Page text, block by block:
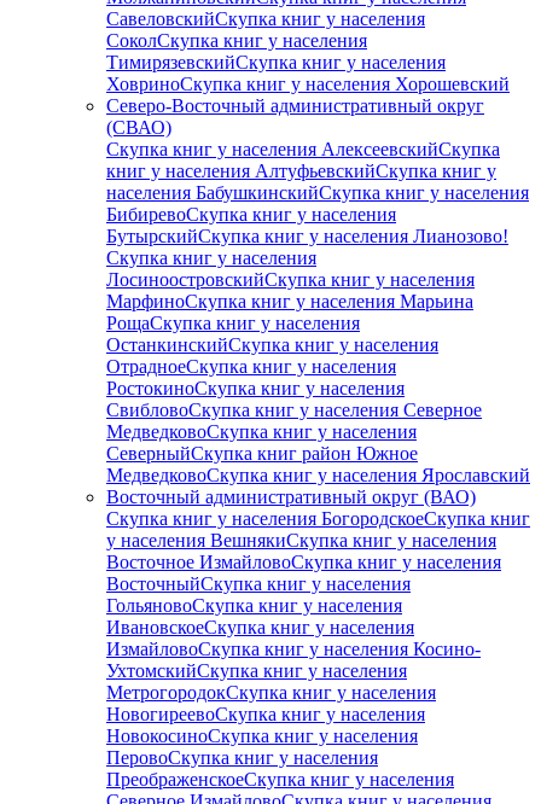
СавеловскийСкупка книг у населения
СоколСкупка книг у населения
ТимирязевскийСкупка книг у населения
ХовриноСкупка книг у населения Хорошевский
Северо-Восточный административный округ
(СВАО)
Скупка книг у населения АлексеевскийСкупка
книг у населения АлтуфьевскийСкупка книг у
населения БабушкинскийСкупка книг у населения
БибиревоСкупка книг у населения
БутырскийСкупка книг у населения Лианозово!
Скупка книг у населения
ЛосиноостровскийСкупка книг у населения
МарфиноСкупка книг у населения Марьина
РощаСкупка книг у населения
ОстанкинскийСкупка книг у населения
ОтрадноеСкупка книг у населения
РостокиноСкупка книг у населения
СвибловоСкупка книг у населения Северное
МедведковоСкупка книг у населения
СеверныйСкупка книг район Южное
МедведковоСкупка книг у населения Ярославский
Восточный административный округ (ВАО)
Скупка книг у населения БогородскоеСкупка книг
у населения ВешнякиСкупка книг у населения
Восточное ИзмайловоСкупка книг у населения
ВосточныйСкупка книг у населения
ГольяновоСкупка книг у населения
ИвановскоеСкупка книг у населения
ИзмайловоСкупка книг у населения Косино-
УхтомскийСкупка книг у населения
МетрогородокСкупка книг у населения
НовогиреевоСкупка книг у населения
НовокосиноСкупка книг у населения
ПеровоСкупка книг у населения
ПреображенскоеСкупка книг у населения